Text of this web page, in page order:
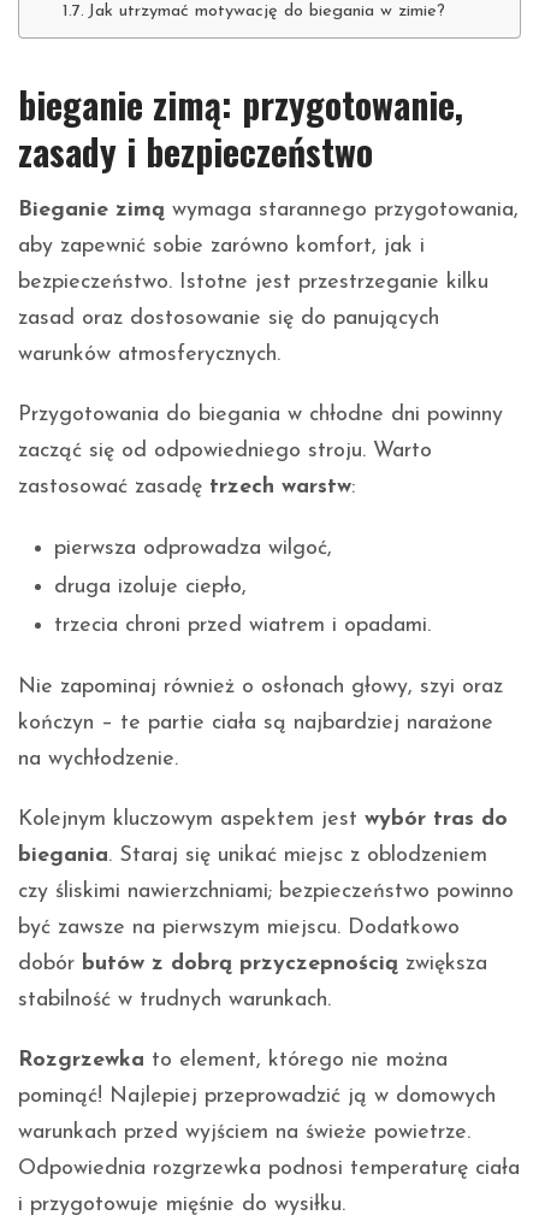
Jak utrzymać motywację do biegania w zimie?
bieganie zimą: przygotowanie,
zasady i bezpieczeństwo
Bieganie zimą wymaga starannego przygotowania,
aby zapewnić sobie zarówno komfort, jak i
bezpieczeństwo. Istotne jest przestrzeganie kilku
zasad oraz dostosowanie się do panujących
warunków atmosferycznych.
Przygotowania do biegania w chłodne dni powinny
zacząć się od odpowiedniego stroju. Warto
zastosować zasadę trzech warstw:
pierwsza odprowadza wilgoć,
druga izoluje ciepło,
trzecia chroni przed wiatrem i opadami.
Nie zapominaj również o osłonach głowy, szyi oraz
kończyn – te partie ciała są najbardziej narażone
na wychłodzenie.
Kolejnym kluczowym aspektem jest wybór tras do
biegania. Staraj się unikać miejsc z oblodzeniem
czy śliskimi nawierzchniami; bezpieczeństwo powinno
być zawsze na pierwszym miejscu. Dodatkowo
dobór butów z dobrą przyczepnością zwiększa
stabilność w trudnych warunkach.
Rozgrzewka to element, którego nie można
pominąć! Najlepiej przeprowadzić ją w domowych
warunkach przed wyjściem na świeże powietrze.
Odpowiednia rozgrzewka podnosi temperaturę ciała
i przygotowuje mięśnie do wysiłku.